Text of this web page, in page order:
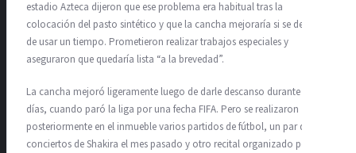
estadio Azteca dijeron que ese problema era habitual tras la
colocación del pasto sintético y que la cancha mejoraría si se dejaba
de usar un tiempo. Prometieron realizar trabajos especiales y
aseguraron que quedaría lista “a la brevedad”.
La cancha mejoró ligeramente luego de darle descanso durante 10
días, cuando paró la liga por una fecha FIFA. Pero se realizaron
posteriormente en el inmueble varios partidos de fútbol, un par de
conciertos de Shakira el mes pasado y otro recital organizado por la